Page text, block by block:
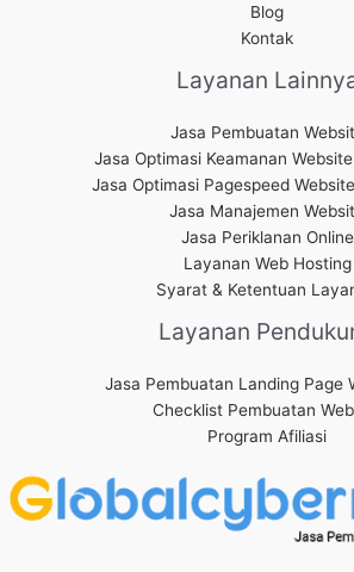
Blog
Kontak
Layanan
Jasa Pembuatan
Jasa Optimasi Keamanan
Jasa Optimasi Pagespeed
Jasa Manajemen
Jasa Periklanan Online
Layanan Web Hosting
Syarat & Ketentuan
Layanan
Jasa Pembuatan Landing Page
Checklist Pembuatan
Program Afiliasi